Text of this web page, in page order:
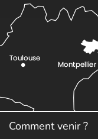
Comment venir ?